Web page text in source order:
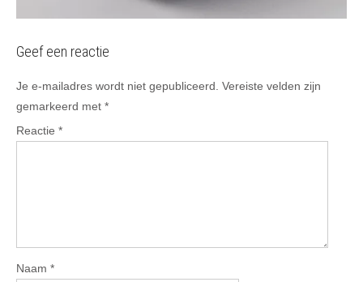
Geef een reactie
Je e-mailadres wordt niet gepubliceerd. Vereiste velden zijn
gemarkeerd met *
Reactie *
Naam *